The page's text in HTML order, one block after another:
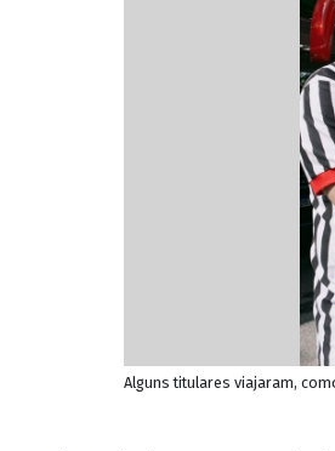
Alguns titulares viajaram,